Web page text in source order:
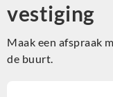
vestiging
Maak een afspraak
de buurt.